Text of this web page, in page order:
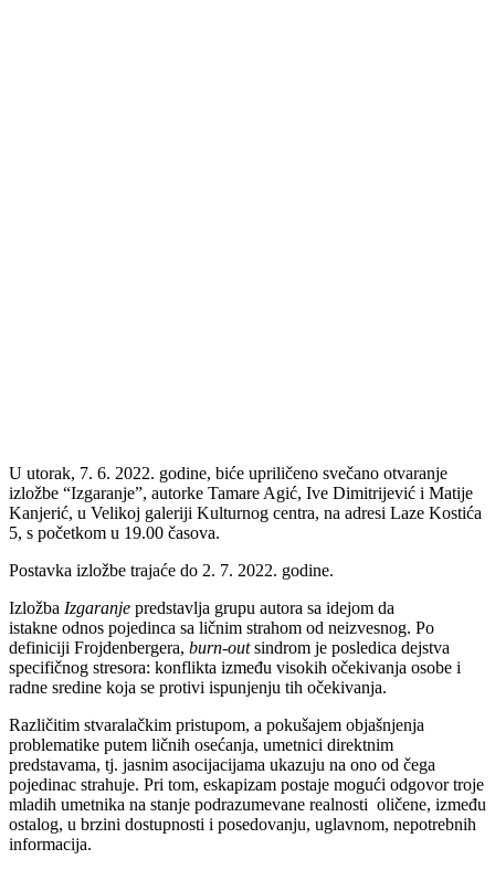
U utorak, 7. 6. 2022. godine, biće upriličeno svečano otvaranje
izložbe “Izgaranje”, autorke Tamare Agić, Ive Dimitrijević i Matije
Kanjerić, u Velikoj galeriji Kulturnog centra, na adresi Laze Kostića
5, s početkom u 19.00 časova.
Postavka izložbe trajaće do 2. 7. 2022. godine.
Izložba Izgaranje predstavlja grupu autora sa idejom da
istakne odnos pojedinca sa ličnim strahom od neizvesnog. Po
definiciji Frojdenbergera, burn-outsindrom je posledica dejstva
specifičnog stresora: konflikta između visokih očekivanja osobe i
radne sredine koja se protivi ispunjenju tih očekivanja.
Različitim stvaralačkim pristupom, a pokušajem objašnjenja
problematike putem ličnih osećanja, umetnici direktnim
predstavama, tj. jasnim asocijacijama ukazuju na ono od čega
pojedinac strahuje. Pri tom, eskapizam postaje mogući odgovor troje
mladih umetnika na stanje podrazumevane realnosti oličene, između
ostalog, u brzini dostupnosti i posedovanju, uglavnom, nepotrebnih
informacija.